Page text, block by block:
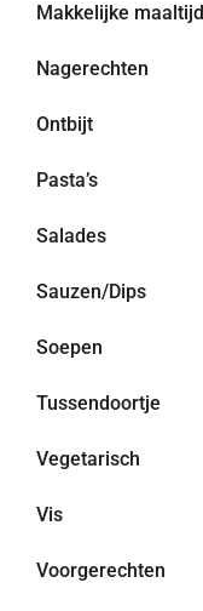
Makkelijke maaltijd
Nagerechten
Ontbijt
Pasta’s
Salades
Sauzen/Dips
Soepen
Tussendoortje
Vegetarisch
Vis
Voorgerechten